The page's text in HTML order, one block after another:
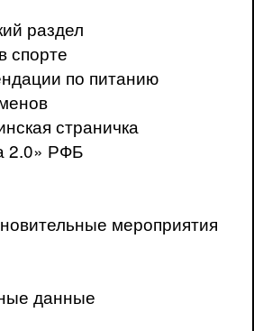
раздел
спорте
по питанию
страничка
2.0» РФБ
мероприятия
данные